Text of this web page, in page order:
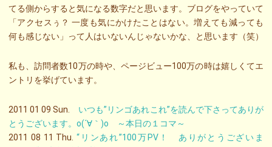
てる側からすると気になる数字だと思います。ブログをやっていて
「アクセスぅ？ 一度も気にかけたことはない。増えても減っても
何も感じない」って人はいないんじゃないかな、と思います（笑）
私も、訪問者数10万の時や、ページビュー100万の時は嬉しくてエ
ントリを挙げています。
2011 01 09 Sun. いつも”リンゴあれこれ”を読んで下さってありが
とうございます。o(´∀｀)o ～本日の１コマ～
2011 08 11 Thu.“リンあれ”100万PV！ ありがとうございま